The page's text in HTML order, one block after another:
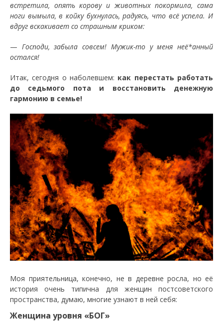
встретила, опять корову и животных покормила, сама
ноги вымыла, в койку бухнулась, радуясь, что всё успела. И
вдруг вскакивает со страшным криком:
— Господи, забыла совсем! Мужик-то у меня неё*анный
остался!
Итак, сегодня о наболевшем: как перестать работать
до седьмого пота и восстановить денежную
гармонию в семье!
Моя приятельница, конечно, не в деревне росла, но её
история очень типична для женщин постсоветского
пространства, думаю, многие узнают в ней себя:
Женщина уровня «БОГ»